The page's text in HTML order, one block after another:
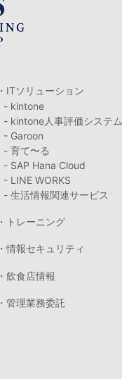
・ITソリューション
- kintone
- kintone人事評価システム
- Garoon
- 育て〜る
- SAP Hana Cloud
- LINE WORKS
- 生活情報関連サービス
・トレーニング
・情報セキュリティ
・飲食店情報
・管理業務委託